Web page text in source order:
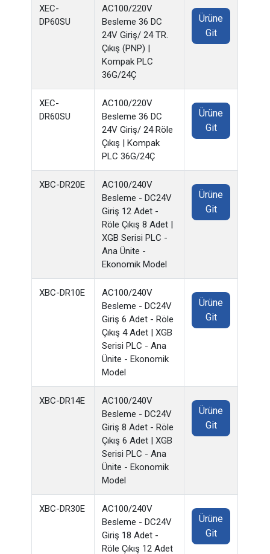
XEC-
DP60SU
AC100/220V
Besleme 36 DC
24V Giriş/ 24 TR.
Çıkış (PNP) |
Kompak PLC
36G/24Ç
Ürüne
Git
XEC-
DR60SU
AC100/220V
Besleme 36 DC
24V Giriş/ 24 Röle
Çıkış | Kompak
PLC 36G/24Ç
Ürüne
Git
XBC-DR20E
AC100/240V
Besleme - DC24V
Giriş 12 Adet -
Röle Çıkış 8 Adet |
XGB Serisi PLC -
Ana Ünite -
Ekonomik Model
Ürüne
Git
XBC-DR10E
AC100/240V
Besleme - DC24V
Giriş 6 Adet - Röle
Çıkış 4 Adet | XGB
Serisi PLC - Ana
Ünite - Ekonomik
Model
Ürüne
Git
XBC-DR14E
AC100/240V
Besleme - DC24V
Giriş 8 Adet - Röle
Çıkış 6 Adet | XGB
Serisi PLC - Ana
Ünite - Ekonomik
Model
Ürüne
Git
XBC-DR30E
AC100/240V
Besleme - DC24V
Giriş 18 Adet -
Röle Çıkış 12 Adet
Ürüne
Git